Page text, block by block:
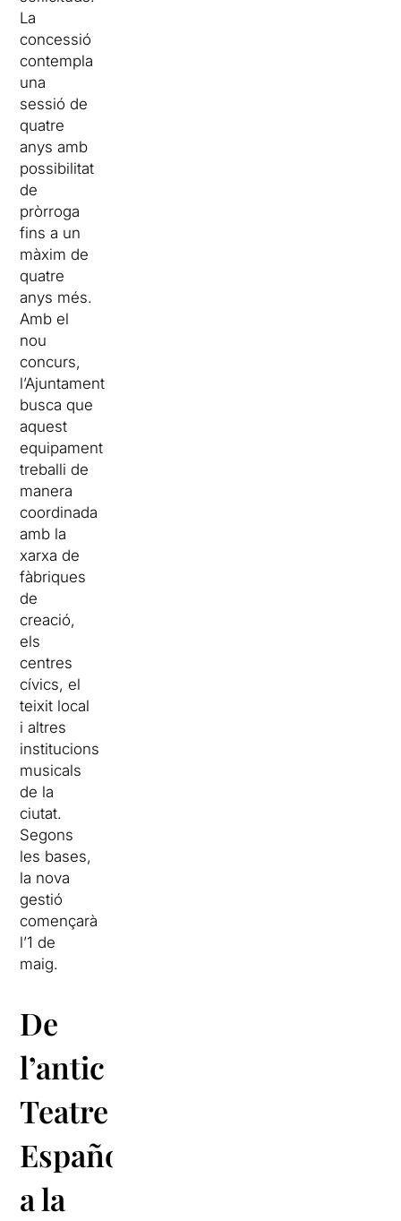
La
concessió
contempla
una
sessió de
quatre
anys amb
possibilitat
de
pròrroga
fins a un
màxim de
quatre
anys més.
Amb el
nou
concurs,
l’Ajuntament
busca que
aquest
equipament
treballi de
manera
coordinada
amb la
xarxa de
fàbriques
de
creació,
els
centres
cívics, el
teixit local
i altres
institucions
musicals
de la
ciutat.
Segons
les bases,
la nova
gestió
començarà
l’1 de
maig.
De
l’antic
Teatre
Español
a la